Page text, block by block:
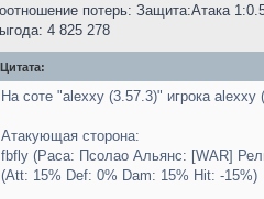
потерь: Защита:Атака
4 825 278
Цитата:
На соте "alexxy (3.57.3)" игрока
Атакующая сторона:
fbfly (Раса: Псолао Альянс: [WAR]
(Att: 15% Def: 0% Dam: 15% Hit: -15%)